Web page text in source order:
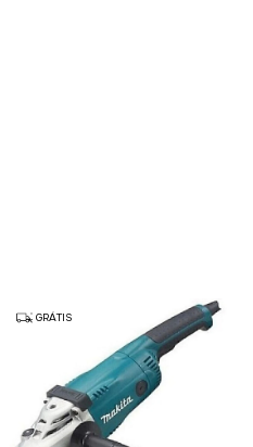
GRÁTIS